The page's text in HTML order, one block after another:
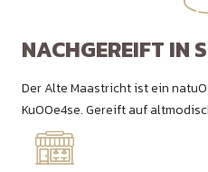
NACHGEREIFT IN
Der Alte Maastricht ist ein
Ku00e4se. Gereift auf